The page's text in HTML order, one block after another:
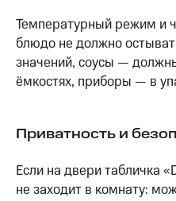
Температурный режим и
блюдо не должно
значений, соусы —
ёмкостях, приборы — в
Приватность и
Если на двери табличка
не заходит в комнату: